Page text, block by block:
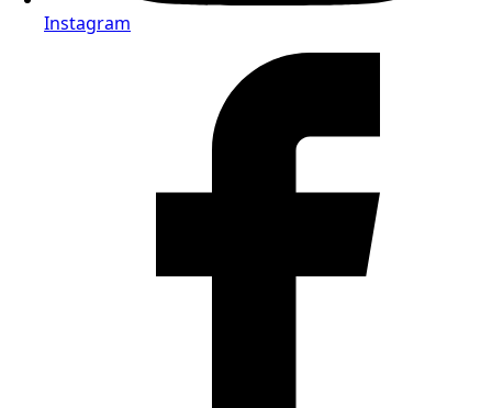
Instagram